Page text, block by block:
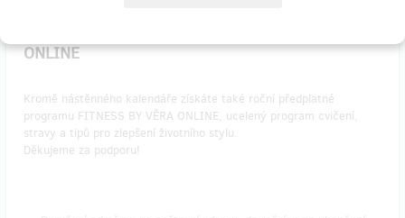
ONLINE
Kromě nástěnného kalendáře získáte také roční předplatné
programu FITNESS BY VĚRA ONLINE, ucelený program cvičení,
stravy a tipů pro zlepšení životního stylu.
Děkujeme za podporu!